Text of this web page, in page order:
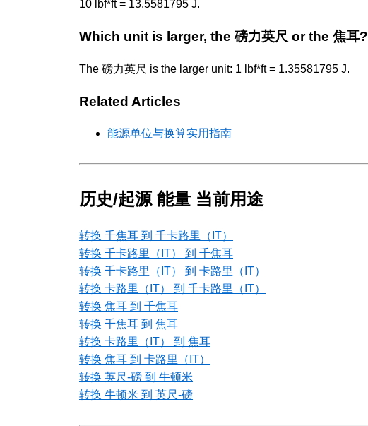
10 lbf*ft = 13.5581795 J.
Which unit is larger, the 磅力英尺 or the 焦耳?
The 磅力英尺 is the larger unit: 1 lbf*ft = 1.35581795 J.
Related Articles
能源单位与换算实用指南
历史/起源 能量 当前用途
转换 千焦耳 到 千卡路里（IT）
转换 千卡路里（IT） 到 千焦耳
转换 千卡路里（IT） 到 卡路里（IT）
转换 卡路里（IT） 到 千卡路里（IT）
转换 焦耳 到 千焦耳
转换 千焦耳 到 焦耳
转换 卡路里（IT） 到 焦耳
转换 焦耳 到 卡路里（IT）
转换 英尺-磅 到 牛顿米
转换 牛顿米 到 英尺-磅